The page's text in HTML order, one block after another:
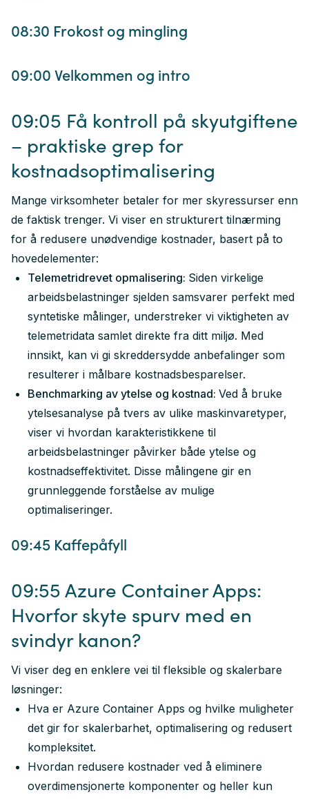
08:30 Frokost og mingling
09:00 Velkommen og intro
09:05 Få kontroll på skyutgiftene
– praktiske grep for
kostnadsoptimalisering
Mange virksomheter betaler for mer skyressurser enn
de faktisk trenger. Vi viser en strukturert tilnærming
for å redusere unødvendige kostnader, basert på to
hovedelementer:
Telemetridrevet opmalisering: Siden virkelige
arbeidsbelastninger sjelden samsvarer perfekt med
syntetiske målinger, understreker vi viktigheten av
telemetridata samlet direkte fra ditt miljø. Med
innsikt, kan vi gi skreddersydde anbefalinger som
resulterer i målbare kostnadsbesparelser.
Benchmarking av ytelse og kostnad: Ved å bruke
ytelsesanalyse på tvers av ulike maskinvaretyper,
viser vi hvordan karakteristikkene til
arbeidsbelastninger påvirker både ytelse og
kostnadseffektivitet. Disse målingene gir en
grunnleggende forståelse av mulige
optimaliseringer.
09:45 Kaffepåfyll
09:55 Azure Container Apps:
Hvorfor skyte spurv med en
svindyr kanon?
Vi viser deg en enklere vei til fleksible og skalerbare
løsninger:
Hva er Azure Container Apps og hvilke muligheter
det gir for skalerbarhet, optimalisering og redusert
kompleksitet.
Hvordan redusere kostnader ved å eliminere
overdimensjonerte komponenter og heller kun